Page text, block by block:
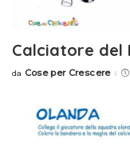
Calciatore
Posted
da Cose per Crescere